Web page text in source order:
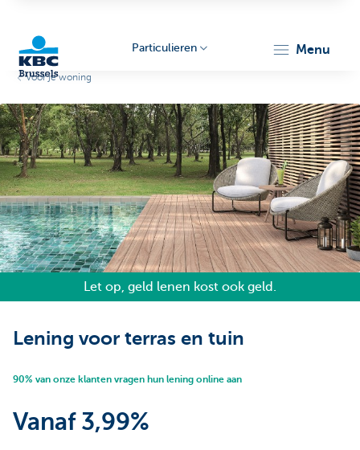
Brussels
Particulieren menu
Voor je woning
Let op, geld lenen kost ook geld.
Lening voor terras en tuin
90% van onze klanten vragen hun lening online aan
Vanaf 3,99%